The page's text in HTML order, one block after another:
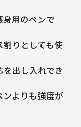
用のペンで
りとしても使
出し入れでき
よりも強度が